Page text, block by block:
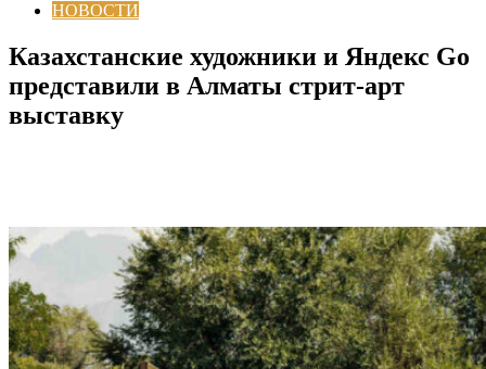
НОВОСТИ
Казахстанские художники и Яндекс Go
представили в Алматы стрит-арт
выставку